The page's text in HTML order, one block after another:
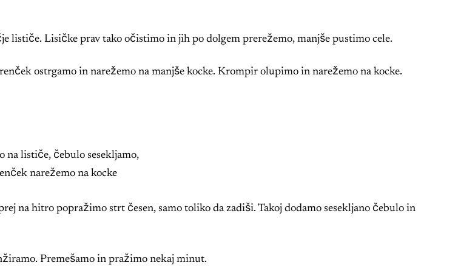
lističe. Lisičke prav tako očistimo in jih po dolgem prerežemo, manjše pustimo cele.
ostrgamo in narežemo na manjše kocke. Krompir olupimo in narežemo na kocke.
na lističe, čebulo sesekljamo,
narežemo na kocke
na hitro popražimo strt česen, samo toliko da zadiši. Takoj dodamo sesekljano čebulo in
Premešamo in pražimo nekaj minut.